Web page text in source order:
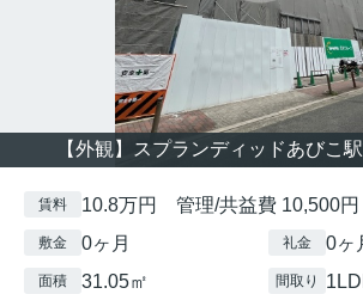
【外観】スプランディッドあびこ
賃料 10.8万円 管理/共益費 10,500円
敷金 0ヶ月 礼金 0ヶ
面積 31.05㎡ 間取り